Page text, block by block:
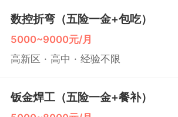
数控折弯（五险一金+包吃）
5000~9000元/月
高新区 高中 经验不限
钣金焊工（五险一金+餐补）